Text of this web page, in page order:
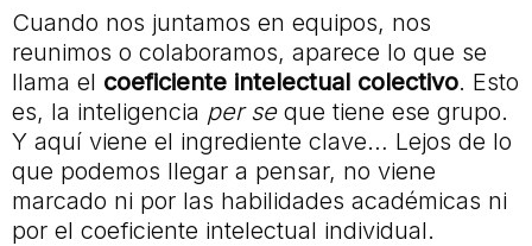
Cuando nos juntamos en equipos, nos
reunimos o colaboramos, aparece lo que se
llama el coeficiente intelectual colectivo. Esto
es, la inteligencia per seque tiene ese grupo.
Y aquí viene el ingrediente clave… Lejos de lo
que podemos llegar a pensar, no viene
marcado ni por las habilidades académicas ni
por el coeficiente intelectual individual.